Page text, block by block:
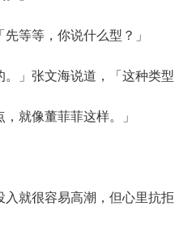
等等，你说什么型？」
」张文海说道，「这种类型
就像董菲菲这样。」
就很容易高潮，但心里抗拒